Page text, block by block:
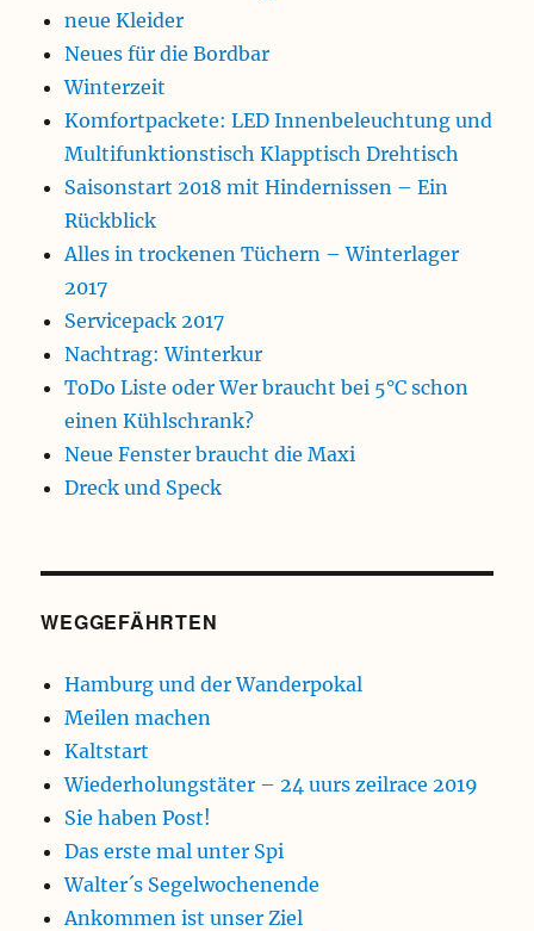
neue Kleider
Neues für die Bordbar
Winterzeit
Komfortpackete: LED Innenbeleuchtung und
Multifunktionstisch Klapptisch Drehtisch
Saisonstart 2018 mit Hindernissen – Ein
Rückblick
Alles in trockenen Tüchern – Winterlager
2017
Servicepack 2017
Nachtrag: Winterkur
ToDo Liste oder Wer braucht bei 5°C schon
einen Kühlschrank?
Neue Fenster braucht die Maxi
Dreck und Speck
WEGGEFÄHRTEN
Hamburg und der Wanderpokal
Meilen machen
Kaltstart
Wiederholungstäter – 24 uurs zeilrace 2019
Sie haben Post!
Das erste mal unter Spi
Walter´s Segelwochenende
Ankommen ist unser Ziel